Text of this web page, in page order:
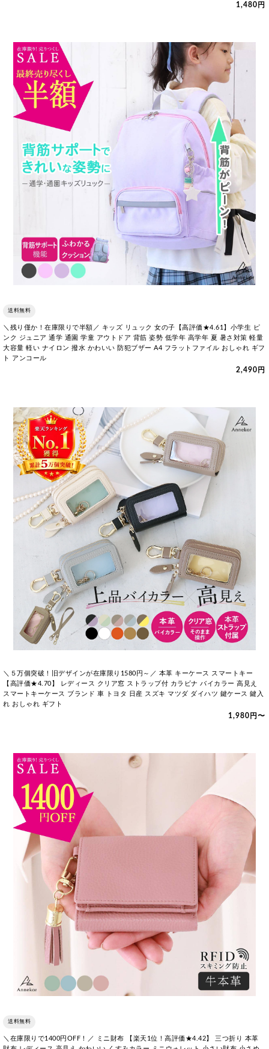
1,480円
送料無料
＼残り僅か！在庫限りで半額／ キッズ リュック 女の子【高評価★4.61】小学生 ピ
ンク ジュニア 通学 通園 学童 アウトドア 背筋 姿勢 低学年 高学年 夏 暑さ対策 軽量
大容量 軽い ナイロン 撥水 かわいい 防犯ブザー A4 フラットファイル おしゃれ ギフ
ト アンコール
2,490円
＼５万個突破！旧デザインが在庫限り1580円～／ 本革 キーケース スマートキー
【高評価★4.70】 レディース クリア窓 ストラップ付 カラビナ バイカラー 高見え
スマートキーケース ブランド 車 トヨタ 日産 スズキ マツダ ダイハツ 鍵ケース 鍵入
れ おしゃれ ギフト
1,980円〜
送料無料
＼在庫限りで1400円OFF！／ ミニ財布 【楽天1位！高評価★4.42】 三つ折り 本革